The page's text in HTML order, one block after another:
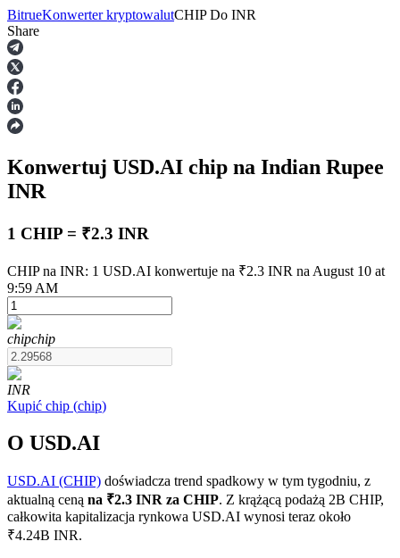
Kontrakty terminowe
Kontrakty terminowe na USDT
Kontrakty futures wykorzystujące USDT jako zabezpieczenie
Kontrakty terminowe COIN-M
Kontrakty terminowe na kryptowaluty
BitrueKonwerter kryptowalutCHIP Do INR
Share
Konwertuj USD.AI chip na Indian Rupee
INR
1 CHIP = ₹2.3 INR
CHIP na INR: 1 USD.AI konwertuje na ₹2.3 INR na August 10 at
9:59 AM
chipchip
INR
Kupić chip (chip)
O USD.AI
USD.AI (CHIP) doświadcza trend spadkowy w tym tygodniu, z
aktualną ceną na ₹2.3 INR za CHIP. Z krążącą podażą 2B CHIP,
całkowita kapitalizacja rynkowa USD.AI wynosi teraz około
₹4.24B INR.